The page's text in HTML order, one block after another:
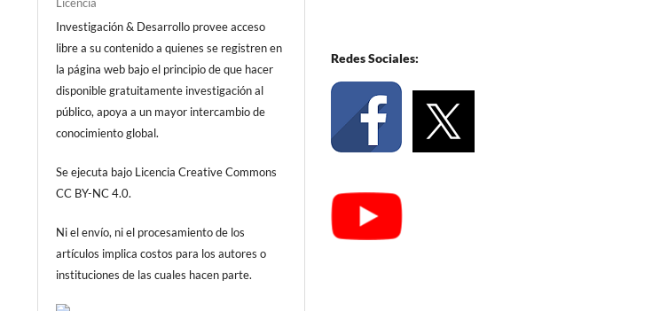
Investigación & Desarrollo provee acceso
libre a su contenido a quienes se registren en
la página web bajo el principio de que hacer
disponible gratuitamente investigación al
público, apoya a un mayor intercambio de
conocimiento global.
Se ejecuta bajo Licencia Creative Commons
CC BY-NC 4.0.
Ni el envío, ni el procesamiento de los
artículos implica costos para los autores o
instituciones de las cuales hacen parte.
Redes Sociales: